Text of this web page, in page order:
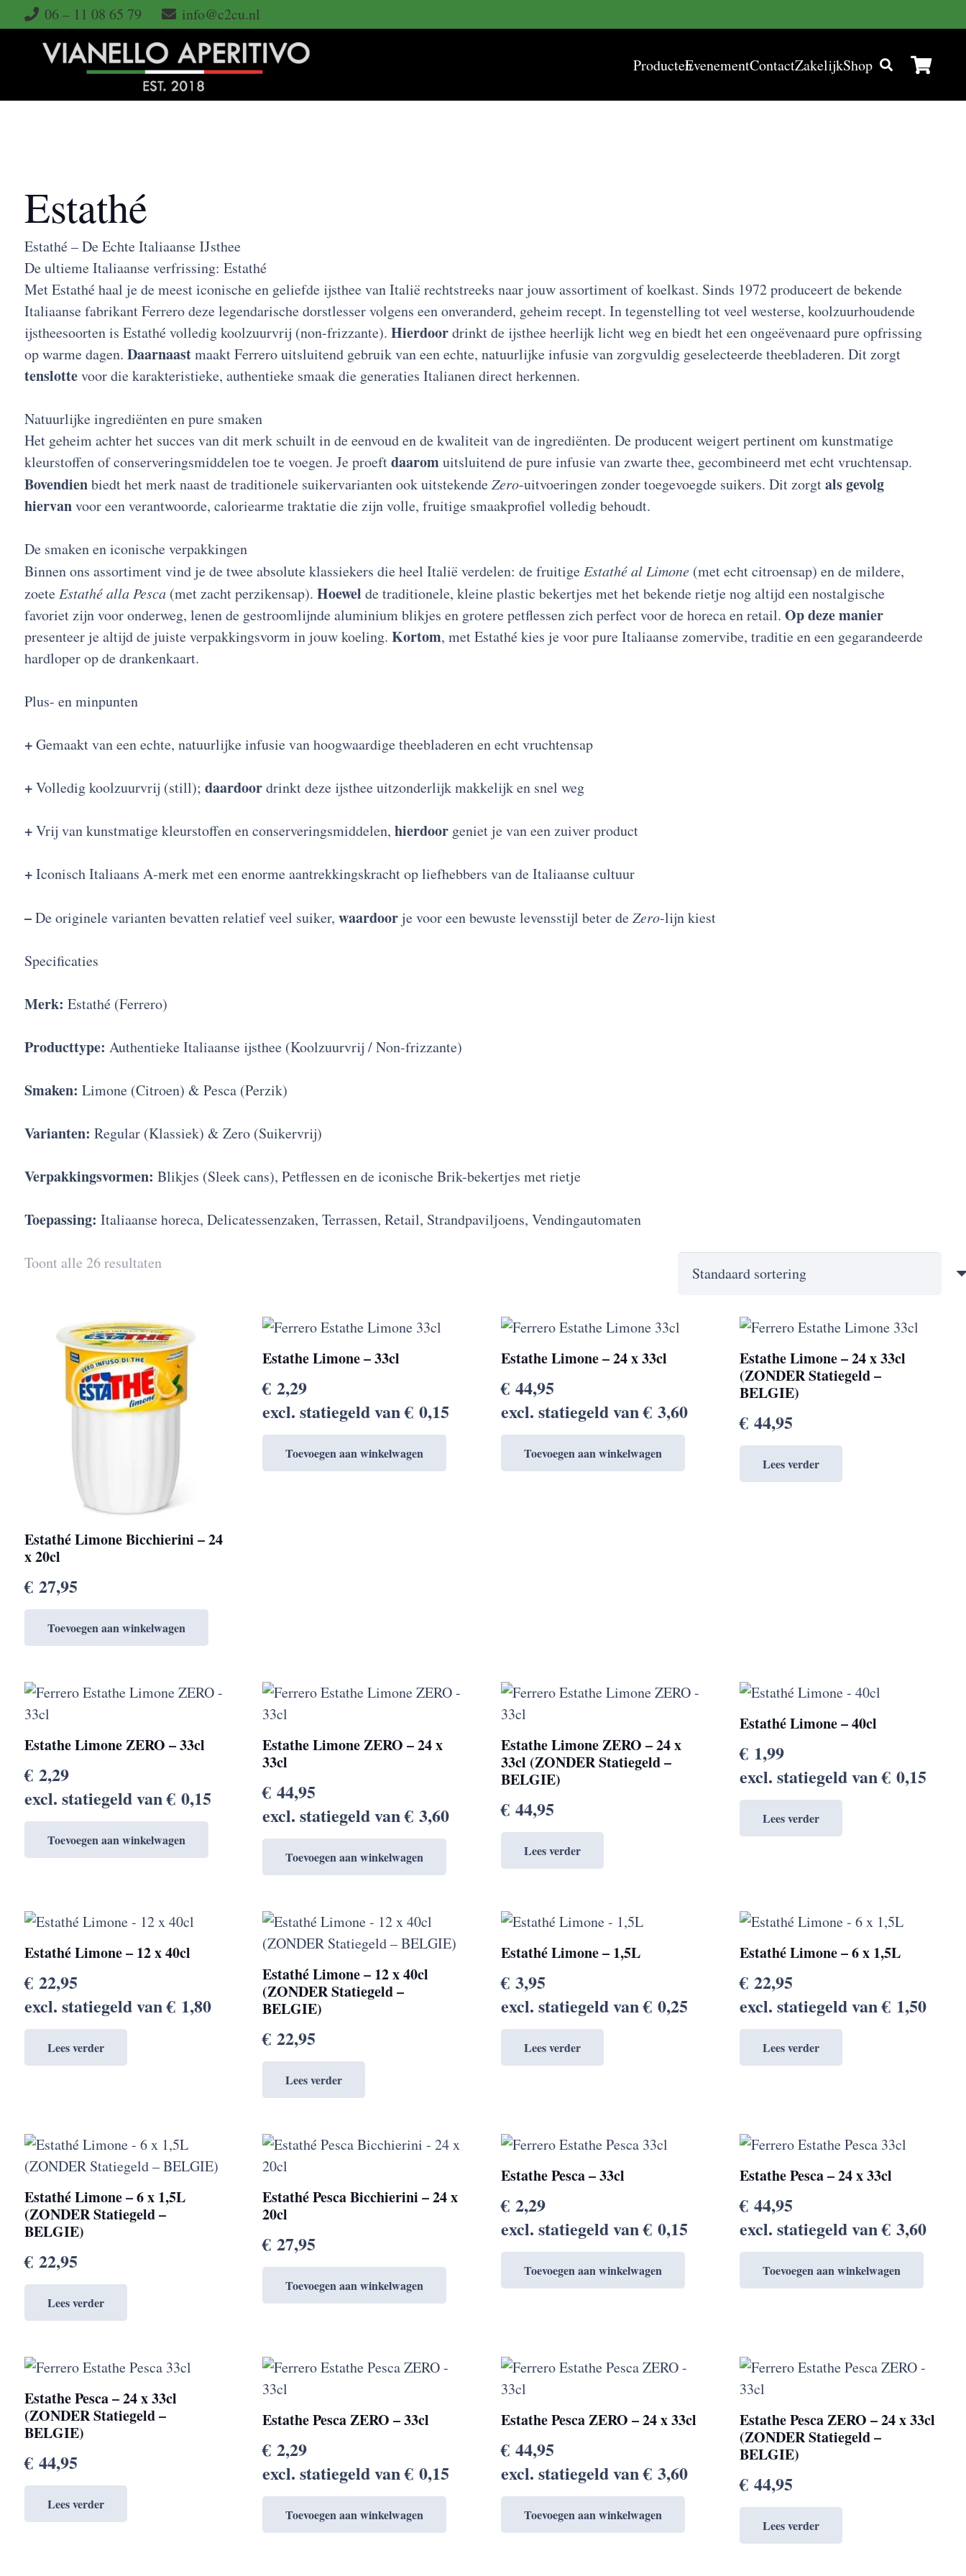
06 – 11 08 65 79 info@c2cu.nl
ProductenEvenementContactZakelijkShop
Estathé
Estathé – De Echte Italiaanse IJsthee
De ultieme Italiaanse verfrissing: Estathé
Met Estathé haal je de meest iconische en geliefde ijsthee van Italië rechtstreeks naar jouw assortiment of koelkast. Sinds 1972 produceert de bekende
Italiaanse fabrikant Ferrero deze legendarische dorstlesser volgens een onveranderd, geheim recept. In tegenstelling tot veel westerse, koolzuurhoudende
ijstheesoorten is Estathé volledig koolzuurvrij (non-frizzante). Hierdoordrinkt de ijsthee heerlijk licht weg en biedt het een ongeëvenaard pure opfrissing
op warme dagen. Daarnaastmaakt Ferrero uitsluitend gebruik van een echte, natuurlijke infusie van zorgvuldig geselecteerde theebladeren. Dit zorgt
tenslottevoor die karakteristieke, authentieke smaak die generaties Italianen direct herkennen.
Natuurlijke ingrediënten en pure smaken
Het geheim achter het succes van dit merk schuilt in de eenvoud en de kwaliteit van de ingrediënten. De producent weigert pertinent om kunstmatige
kleurstoffen of conserveringsmiddelen toe te voegen. Je proeftdaaromuitsluitend de pure infusie van zwarte thee, gecombineerd met echt vruchtensap.
Bovendienbiedt het merk naast de traditionele suikervarianten ook uitstekendeZero-uitvoeringen zonder toegevoegde suikers. Dit zorgtals gevolg
hiervanvoor een verantwoorde, caloriearme traktatie die zijn volle, fruitige smaakprofiel volledig behoudt.
De smaken en iconische verpakkingen
Binnen ons assortiment vind je de twee absolute klassiekers die heel Italië verdelen: de fruitige Estathé al Limone(met echt citroensap) en de mildere,
zoete Estathé alla Pesca(met zacht perzikensap). Hoewel de traditionele, kleine plastic bekertjes met het bekende rietje nog altijd een nostalgische
favoriet zijn voor onderweg, lenen de gestroomlijnde aluminium blikjes en grotere petflessen zich perfect voor de horeca en retail. Op deze manier
presenteer je altijd de juiste verpakkingsvorm in jouw koeling. Kortom, met Estathé kies je voor pure Italiaanse zomervibe, traditie en een gegarandeerde
hardloper op de drankenkaart.
Plus- en minpunten
+Gemaakt van een echte, natuurlijke infusie van hoogwaardige theebladeren en echt vruchtensap
+Volledig koolzuurvrij (still); daardoordrinkt deze ijsthee uitzonderlijk makkelijk en snel weg
+Vrij van kunstmatige kleurstoffen en conserveringsmiddelen, hierdoorgeniet je van een zuiver product
+Iconisch Italiaans A-merk met een enorme aantrekkingskracht op liefhebbers van de Italiaanse cultuur
–De originele varianten bevatten relatief veel suiker, waardoorje voor een bewuste levensstijl beter deZero-lijn kiest
Specificaties
Merk: Estathé (Ferrero)
Producttype: Authentieke Italiaanse ijsthee (Koolzuurvrij / Non-frizzante)
Smaken: Limone (Citroen) & Pesca (Perzik)
Varianten: Regular (Klassiek) & Zero (Suikervrij)
Verpakkingsvormen: Blikjes (Sleek cans), Petflessen en de iconische Brik-bekertjes met rietje
Toepassing: Italiaanse horeca, Delicatessenzaken, Terrassen, Retail, Strandpaviljoens, Vendingautomaten
Toont alle 26 resultaten
Estathé Limone Bicchierini – 24
x 20cl
€27,95
Toevoegen aan winkelwagen
Estathe Limone – 33cl
€ 2,29
excl. statiegeld van€ 0,15
Toevoegen aan winkelwagen
Estathe Limone – 24 x 33cl
€ 44,95
excl. statiegeld van€ 3,60
Toevoegen aan winkelwagen
Estathe Limone – 24 x 33cl
(ZONDER Statiegeld –
BELGIE)
€44,95
Lees verder
Estathe Limone ZERO – 33cl
€2,29
excl. statiegeld van€0,15
Toevoegen aan winkelwagen
Estathe Limone ZERO – 24 x
33cl
€ 44,95
excl. statiegeld van€ 3,60
Toevoegen aan winkelwagen
Estathe Limone ZERO – 24 x
33cl (ZONDER Statiegeld –
BELGIE)
€ 44,95
Lees verder
Estathé Limone – 40cl
€1,99
excl. statiegeld van€0,15
Lees verder
Estathé Limone – 12 x 40cl
€22,95
excl. statiegeld van€1,80
Lees verder
Estathé Limone – 12 x 40cl
(ZONDER Statiegeld –
BELGIE)
€ 22,95
Lees verder
Estathé Limone – 1,5L
€ 3,95
excl. statiegeld van€ 0,25
Lees verder
Estathé Limone – 6 x 1,5L
€22,95
excl. statiegeld van€1,50
Lees verder
Estathé Limone – 6 x 1,5L
(ZONDER Statiegeld –
BELGIE)
€22,95
Lees verder
Estathé Pesca Bicchierini – 24 x
20cl
€ 27,95
Toevoegen aan winkelwagen
Estathe Pesca – 33cl
€ 2,29
excl. statiegeld van€ 0,15
Toevoegen aan winkelwagen
Estathe Pesca – 24 x 33cl
€44,95
excl. statiegeld van€3,60
Toevoegen aan winkelwagen
Estathe Pesca – 24 x 33cl
(ZONDER Statiegeld –
BELGIE)
€44,95
Lees verder
Estathe Pesca ZERO – 33cl
€ 2,29
excl. statiegeld van€ 0,15
Toevoegen aan winkelwagen
Estathe Pesca ZERO – 24 x 33cl
€ 44,95
excl. statiegeld van€ 3,60
Toevoegen aan winkelwagen
Estathe Pesca ZERO – 24 x 33cl
(ZONDER Statiegeld –
BELGIE)
€44,95
Lees verder